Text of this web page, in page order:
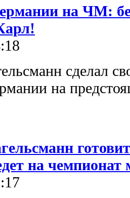
на ЧМ:
сделал
на
на чемпионат